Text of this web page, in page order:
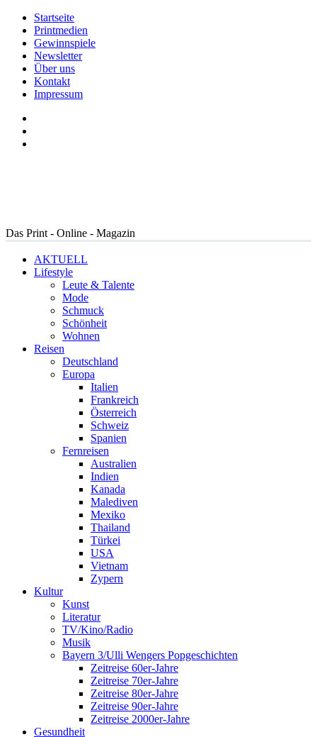
Startseite
Printmedien
Gewinnspiele
Newsletter
Über uns
Kontakt
Impressum
Das Print - Online - Magazin
AKTUELL
Lifestyle
Leute & Talente
Mode
Schmuck
Schönheit
Wohnen
Reisen
Deutschland
Europa
Italien
Frankreich
Österreich
Schweiz
Spanien
Fernreisen
Australien
Indien
Kanada
Malediven
Mexiko
Thailand
Türkei
USA
Vietnam
Zypern
Kultur
Kunst
Literatur
TV/Kino/Radio
Musik
Bayern 3/Ulli Wengers Popgeschichten
Zeitreise 60er-Jahre
Zeitreise 70er-Jahre
Zeitreise 80er-Jahre
Zeitreise 90er-Jahre
Zeitreise 2000er-Jahre
Gesundheit